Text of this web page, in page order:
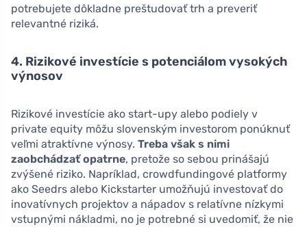
potrebujete dôkladne preštudovať trh a preveriť
relevantné riziká.
4. Rizikové investície s potenciálom vysokých
výnosov
Rizikové investície ako start-upy alebo podiely v
private equity môžu slovenským investorom ponúknuť
veľmi atraktívne výnosy. Treba však s nimi
zaobchádzať opatrne, pretože so sebou prinášajú
zvýšené riziko. Napríklad, crowdfundingové platformy
ako Seedrs alebo Kickstarter umožňujú investovať do
inovatívnych projektov a nápadov s relatívne nízkymi
vstupnými nákladmi, no je potrebné si uvedomiť, že nie